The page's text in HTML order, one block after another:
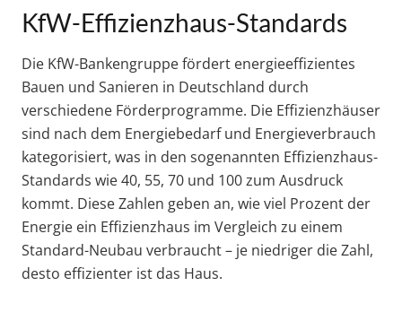
KfW-Effizienzhaus-Standards
Die KfW-Bankengruppe fördert energieeffizientes
Bauen und Sanieren in Deutschland durch
verschiedene Förderprogramme. Die Effizienzhäuser
sind nach dem Energiebedarf und Energieverbrauch
kategorisiert, was in den sogenannten Effizienzhaus-
Standards wie 40, 55, 70 und 100 zum Ausdruck
kommt. Diese Zahlen geben an, wie viel Prozent der
Energie ein Effizienzhaus im Vergleich zu einem
Standard-Neubau verbraucht – je niedriger die Zahl,
desto effizienter ist das Haus.